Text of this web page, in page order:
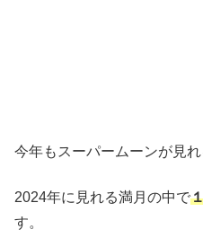
今年もスーパームーンが見
2024年に見れる満月の中で
す。